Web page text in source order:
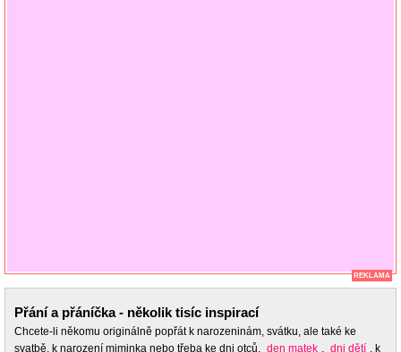
REKLAMA
Přání a přáníčka - několik tisíc inspirací
Chcete-li někomu originálně popřát k narozeninám, svátku, ale také ke
svatbě, k narození miminka nebo třeba ke dni otců, den matek , dni dětí , k